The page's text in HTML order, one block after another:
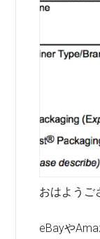
おはようご
eBayや